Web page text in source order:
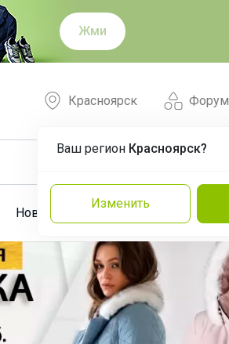
Жми
Форум
Красноярск
Ваш регион Красноярск?
Изменить
Новости Команда